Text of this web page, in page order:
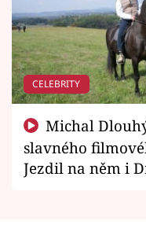
CELEBRITY
slavného
Jezdil na něm i